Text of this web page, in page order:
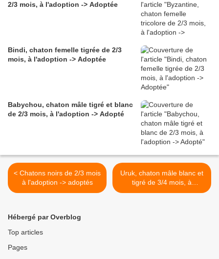
2/3 mois, à l'adoption -> Adoptée
Bindi, chaton femelle tigrée de 2/3
mois, à l'adoption -> Adoptée
Babychou, chaton mâle tigré et blanc
de 2/3 mois, à l'adoption -> Adopté
< Chatons noirs de 2/3 mois
à l'adoption -> adoptés
Uruk, chaton mâle blanc et
tigré de 3/4 mois, à
l'adoption -> adopté >
Hébergé par Overblog
Top articles
Pages